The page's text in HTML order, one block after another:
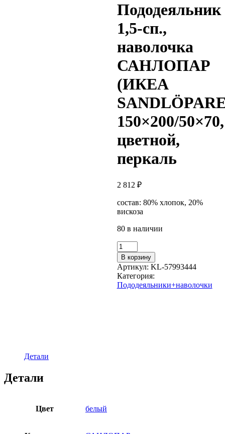
Пододеяльник
1,5-сп.,
наволочка
САНЛОПАР
(ИКЕА
150×200/50×70,
цветной,
перкаль
2 812 ₽
состав: 80% хлопок, 20%
вискоза
80 в наличии
Количество
товара
Пододеяльник
1,5-
сп.,
наволочка
В корзину
Артикул: KL-57993444
Категория:
Пододеяльники+наволочки
Детали
Детали
Цвет белый